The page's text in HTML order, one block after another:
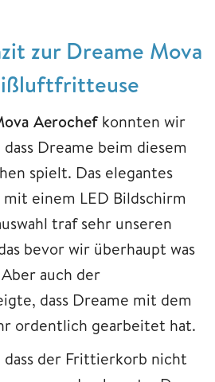
zur Dreame Mova
Aerochefkonnten wir
Dreame beim diesem
spielt. Das elegantes
einem LED Bildschirm
traf sehr unseren
bevor wir überhaupt was
auch der
dass Dreame mit dem
ordentlich gearbeitet hat.
dass der Frittierkorb nicht